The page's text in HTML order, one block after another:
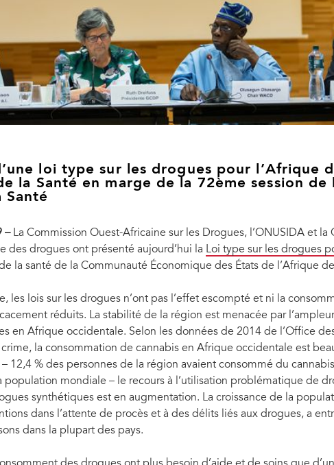
loi type sur les drogues pour l’Afrique
la Santé en marge de la 72ème session de
Santé
– La Commission Ouest-Africaine sur les Drogues, l’ONUSIDA et la
des drogues ont présenté aujourd’hui la Loi type sur les drogues
la santé de la Communauté Économique des États de l’Afrique de
les lois sur les drogues n’ont pas l’effet escompté et ni la
réduits. La stabilité de la région est menacée par
en Afrique occidentale. Selon les données de 2014 de l’Office
la consommation de cannabis en Afrique occidentale est
12,4 % des personnes de la région avaient consommé du
population mondiale – le recours à l’utilisation problématique de
synthétiques est en augmentation. La croissance de la
dans l’attente de procès et à des délits liés aux drogues, a
dans la plupart des pays.